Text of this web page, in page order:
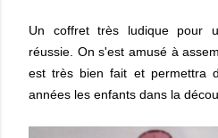
Un coffret très ludique pour
réussie. On s'est amusé à
est très bien fait et permettra
années les enfants dans la